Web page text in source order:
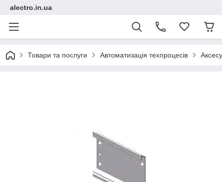
alectro.in.ua
Товари та послуги Автоматизація техпроцесів